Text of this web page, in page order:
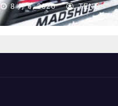
8 月 6, 2026 TENG